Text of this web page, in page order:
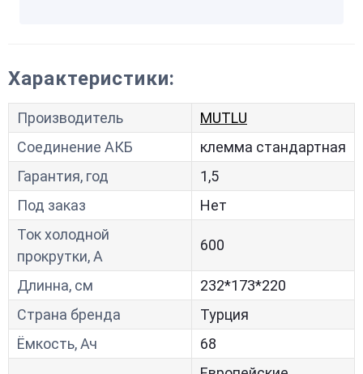
Характеристики:
Производитель
MUTLU
Соединение АКБ
клемма стандартная
Гарантия, год
1,5
Под заказ
Нет
Ток холодной
прокрутки, A
600
Длинна, см
232*173*220
Страна бренда
Турция
Ёмкость, Ач
68